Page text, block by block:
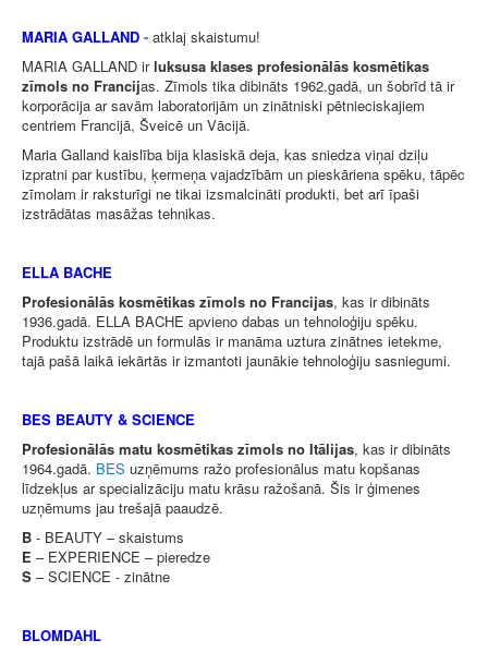
MARIA GALLAND - atklaj skaistumu!
MARIA GALLAND irluksusa klases profesionālās kosmētikas
zīmols no Francijas. Zīmols tika dibināts 1962.gadā, un šobrīd tā ir
korporācija ar savām laboratorijām un zinātniski pētnieciskajiem
centriem Francijā, Šveicē un Vācijā.
Maria Galland kaislība bija klasiskā deja, kas sniedza viņai dziļu
izpratni par kustību, ķermeņa vajadzībām un pieskāriena spēku, tāpēc
zīmolam ir raksturīgi ne tikai izsmalcināti produkti, bet arī īpaši
izstrādātas masāžas tehnikas.
ELLA BACHE
Profesionālās kosmētikas zīmols no Francijas, kas ir dibināts
1936.gadā. ELLA BACHE apvieno dabas un tehnoloģiju spēku.
Produktu izstrādē un formulās ir manāma uztura zinātnes ietekme,
tajā pašā laikā iekārtās ir izmantoti jaunākie tehnoloģiju sasniegumi.
BES BEAUTY & SCIENCE
Profesionālās matu kosmētikas zīmols no Itālijas, kas ir dibināts
1964.gadā. BES uzņēmums ražo profesionālus matu kopšanas
līdzekļus ar specializāciju matu krāsu ražošanā. Šis ir ģimenes
uzņēmums jau trešajā paaudzē.
B - BEAUTY – skaistums
E – EXPERIENCE – pieredze
S – SCIENCE - zinātne
BLOMDAHL